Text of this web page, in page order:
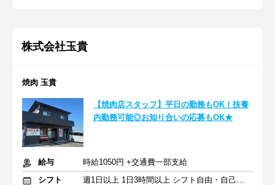
株式会社玉貴
焼肉 玉貴
【焼肉店スタッフ】平日の勤務もOK！扶養
内勤務可能◎お知り合いの応募もOK★
給与
時給1050円 +交通費一部支給
シフト
週1日以上 1日3時間以上 シフト自由・自己申告